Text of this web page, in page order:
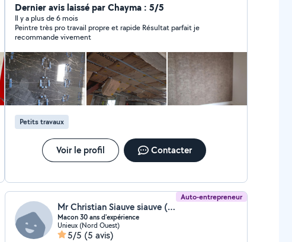
mon entreprise assuré.cordialement Jerfel Anis
Dernier avis laissé par Chayma : 5/5
Il y a plus de 6 mois
Peintre très pro travail propre et rapide Résultat parfait je
recommande vivement
Petits travaux
Voir le profil Contacter
Auto-entrepreneur
Mr Christian Siauve siauve (Maçon 4243-)
Macon 30 ans d'expérience
Unieux (Nord Ouest)
5/5 (5 avis)